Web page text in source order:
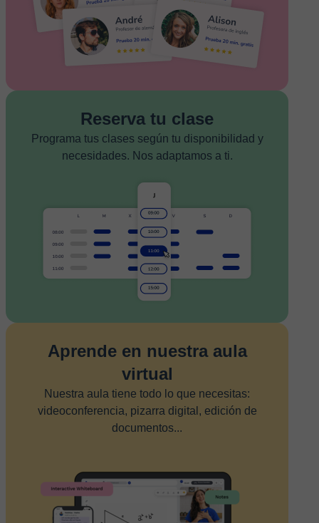
Reserva tu clase
Programa tus clases según tu disponibilidad y
necesidades. Nos adaptamos a ti.
Aprende en nuestra aula
virtual
Nuestra aula tiene todo lo que necesitas:
videoconferencia, pizarra digital, edición de
documentos...